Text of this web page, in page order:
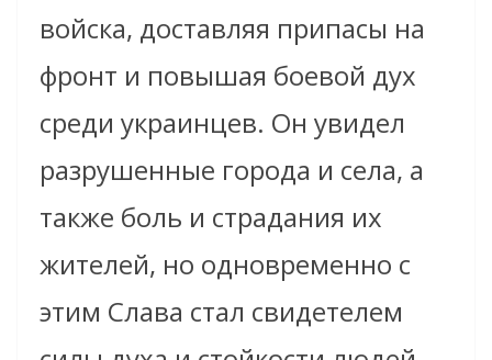
войска, доставляя припасы на
фронт и повышая боевой дух
среди украинцев. Он увидел
разрушенные города и села, а
также боль и страдания их
жителей, но одновременно с
этим Слава стал свидетелем